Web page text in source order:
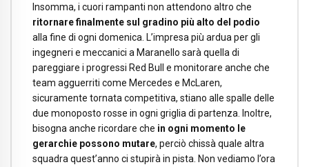
Insomma, i cuori rampanti non attendono altro che
ritornare finalmente sul gradino più alto del podio
alla fine di ogni domenica. L’impresa più ardua per gli
ingegneri e meccanici a Maranello sarà quella di
pareggiare i progressi Red Bull e monitorare anche che
team agguerriti come Mercedes e McLaren,
sicuramente tornata competitiva, stiano alle spalle delle
due monoposto rosse in ogni griglia di partenza. Inoltre,
bisogna anche ricordare che in ogni momento le
gerarchie possono mutare, perciò chissà quale altra
squadra quest’anno ci stupirà in pista. Non vediamo l’ora